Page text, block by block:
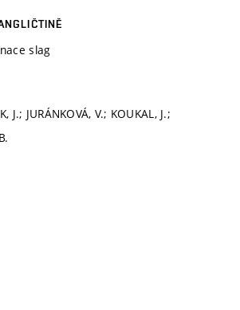
slag
J.; JURÁNKOVÁ, V.; KOUKAL, J.;